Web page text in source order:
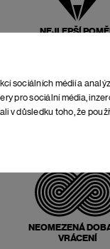
sociálních médií a
pro sociální média,
v důsledku toho, že
NEJLEPŠÍ
NEOMEZENÁ
VRÁCENÍ